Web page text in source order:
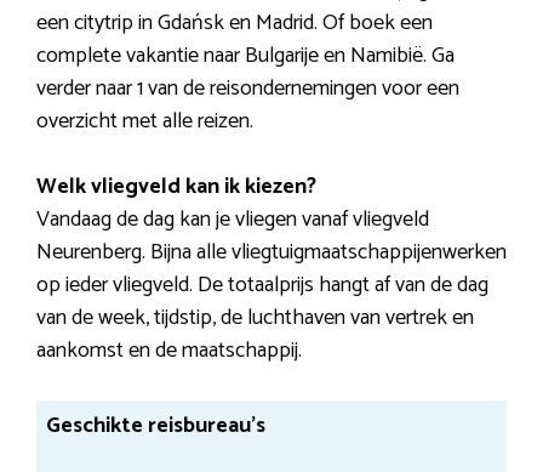
een citytrip in Gdańsk en Madrid. Of boek een
complete vakantie naar Bulgarije en Namibië. Ga
verder naar 1 van de reisondernemingen voor een
overzicht met alle reizen.
Welk vliegveld kan ik kiezen?
Vandaag de dag kan je vliegen vanaf vliegveld
Neurenberg. Bijna alle vliegtuigmaatschappijenwerken
op ieder vliegveld. De totaalprijs hangt af van de dag
van de week, tijdstip, de luchthaven van vertrek en
aankomst en de maatschappij.
Geschikte reisbureau’s